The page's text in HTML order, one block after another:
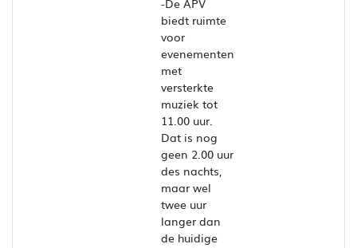
-De APV
biedt ruimte
voor
evenementen
met
versterkte
muziek tot
11.00 uur.
Dat is nog
geen 2.00 uur
des nachts,
maar wel
twee uur
langer dan
de huidige